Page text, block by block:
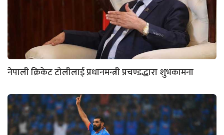
नेपाली क्रिकेट टोलीलाई प्रधानमन्त्री प्रचण्डद्धारा शुभकामना